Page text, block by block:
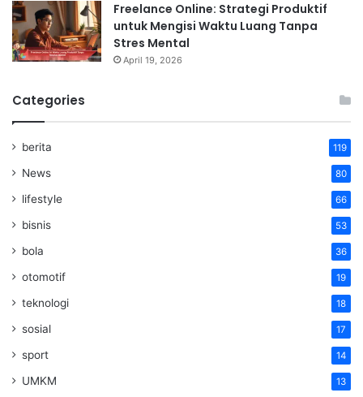
Freelance Online: Strategi Produktif
untuk Mengisi Waktu Luang Tanpa
Stres Mental
April 19, 2026
Categories
berita 119
News 80
lifestyle 66
bisnis 53
bola 36
otomotif 19
teknologi 18
sosial 17
sport 14
UMKM 13